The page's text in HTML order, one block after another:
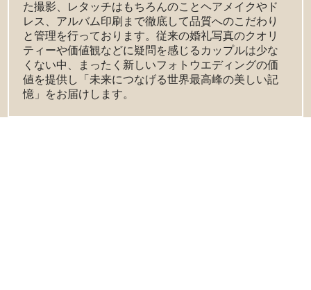
た撮影、レタッチはもちろんのことヘアメイクやド
レス、アルバム印刷まで徹底して品質へのこだわり
と管理を行っております。従来の婚礼写真のクオリ
ティーや価値観などに疑問を感じるカップルは少な
くない中、まったく新しいフォトウエディングの価
値を提供し「未来につなげる世界最高峰の美しい記
憶」をお届けします。